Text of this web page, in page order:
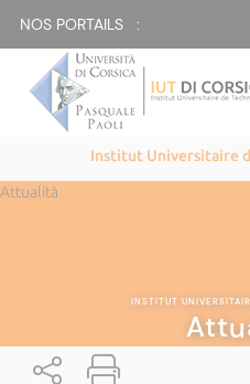
NOS PORTAILS :
Institut Universitaire
Attualità
INSTITUT